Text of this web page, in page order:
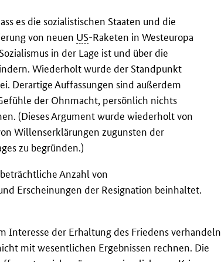
es die sozialistischen Staaten und die
von neuen US-Raketen in Westeuropa
in der Lage ist und über die
Wiederholt wurde der Standpunkt
Derartige Auffassungen sind außerdem
der Ohnmacht, persönlich nichts
(Dieses Argument wurde wiederholt von
Willenserklärungen zugunsten der
zu begründen.)
Anzahl von
Erscheinungen der Resignation beinhaltet.
Interesse der Erhaltung des Friedens verhandeln
mit wesentlichen Ergebnissen rechnen. Die